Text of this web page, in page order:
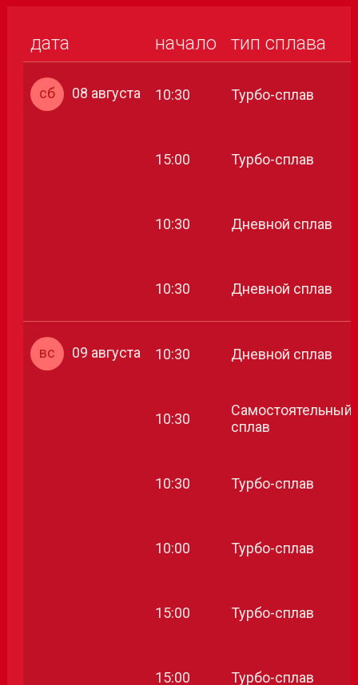
дата начало тип сплава
сб 08 августа 10:30 Турбо-сплав
15:00 Турбо-сплав
10:30 Дневной сплав
10:30 Дневной сплав
вс 09 августа 10:30 Дневной сплав
10:30
Самостоятельный
сплав
10:30 Турбо-сплав
10:00 Турбо-сплав
15:00 Турбо-сплав
15:00 Турбо-сплав